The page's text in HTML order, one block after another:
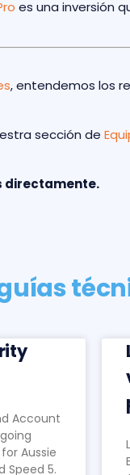
es una inversión
, entendemos los
sección de
directamente.
Account
Aussie
Speed 5.